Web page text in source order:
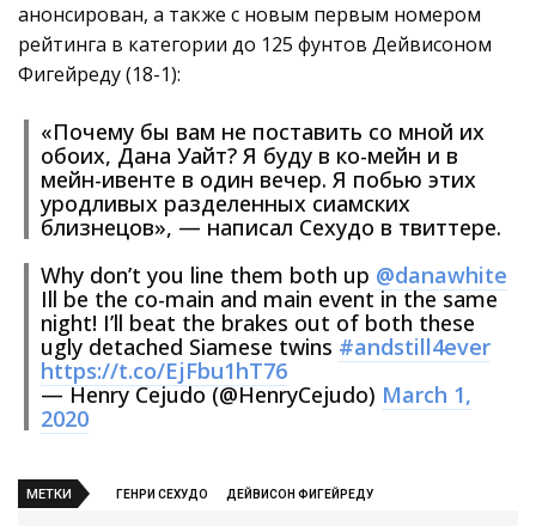
анонсирован, а также с новым первым номером
рейтинга в категории до 125 фунтов Дейвисоном
Фигейреду (18-1):
«Почему бы вам не поставить со мной их
обоих, Дана Уайт? Я буду в ко-мейн и в
мейн-ивенте в один вечер. Я побью этих
уродливых разделенных сиамских
близнецов», — написал Сехудо в твиттере.
Why don’t you line them both up @danawhite
Ill be the co-main and main event in the same
night! I’ll beat the brakes out of both these
ugly detached Siamese twins #andstill4ever
https://t.co/EjFbu1hT76
— Henry Cejudo (@HenryCejudo) March 1,
2020
МЕТКИ ГЕНРИ СЕХУДО ДЕЙВИСОН ФИГЕЙРЕДУ